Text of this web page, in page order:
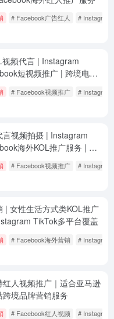
# Facebook广告红人 # Instagram
视频代言 | Instagram
短视频推广 | 跨境电商
# Facebook视频推广 # Instagram
言视频拍摄 | Instagram
海外KOL推广服务 | 跨
# Facebook视频推广 # Instagram
| 女性生活方式类KOL推广
TikTok多平台覆盖
# Facebook海外营销 # Instagram
人视频推广｜适合亚马逊
境品牌营销服务
# Facebook红人视频 # Instagram